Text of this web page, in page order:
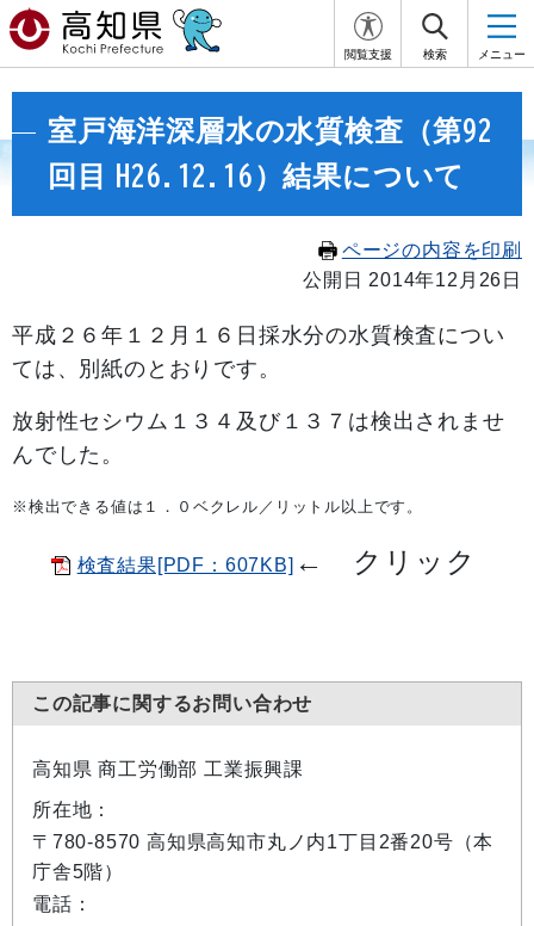
閲覧支援 検索 メニュー
室戸海洋深層水の水質検査（第92
回目 H26.12.16）結果について
ページの内容を印刷
公開日 2014年12月26日
平成２６年１２ 月１６日採水分の水質検査につい
ては、別紙のとおりです。
放射性セシウム１３４及び１３７は検出されませ
んでした。
※検出できる値は１．０ベクレル／リットル以上です。
検査結果[PDF：607KB] ← クリック
この記事に関するお問い合わせ
高知県 商工労働部 工業振興課
所在地：
〒780-8570 高知県高知市丸ノ内1丁目2番20号（本
庁舎5階）
電話：